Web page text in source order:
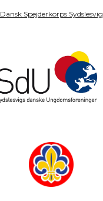
Dansk Spejderkorps Sydslesvig